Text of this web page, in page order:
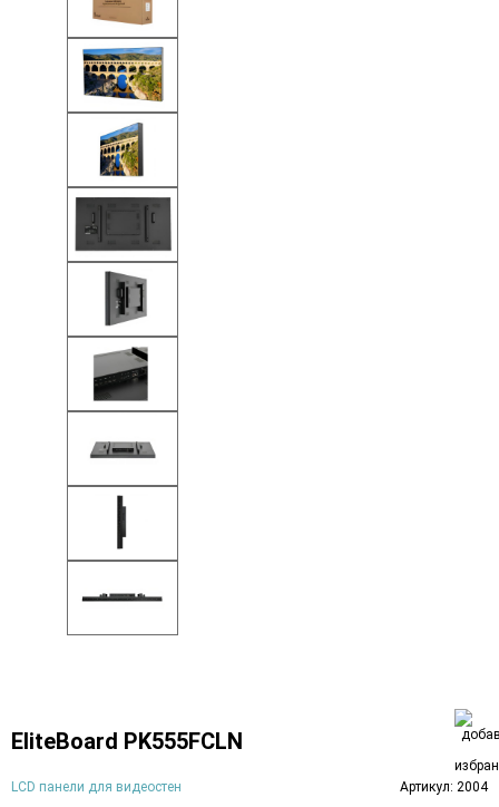
EliteBoard PK555FCLN
LCD панели для видеостен Артикул: 2004